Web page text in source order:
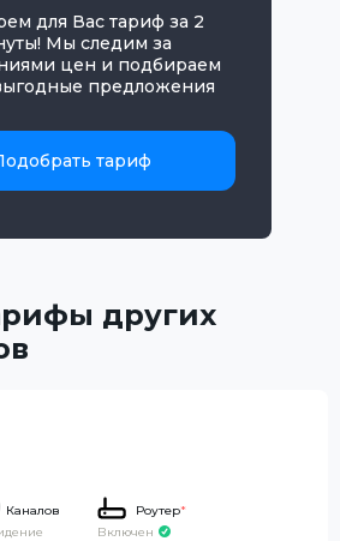
для Вас тариф за 2
Мы следим за
цен и подбираем
предложения
тариф
других
Каналов
Роутер*
Включен